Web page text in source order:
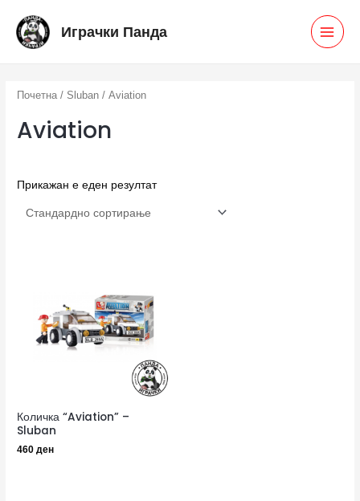
content
Играчки Панда
Почетна / Sluban / Aviation
Aviation
Прикажан е еден резултат
Количка “Aviation” –
Sluban
460ден